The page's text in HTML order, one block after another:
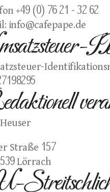
+49 (0) 76 21 - 32 62
info@cafepape.de
Straße 157
Lörrach